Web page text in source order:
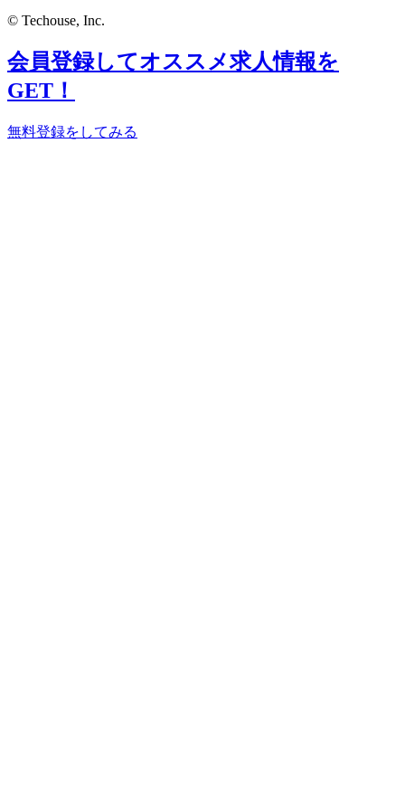
© Techouse, Inc.
会員登録してオススメ求人情報を
GET！
無料登録をしてみる